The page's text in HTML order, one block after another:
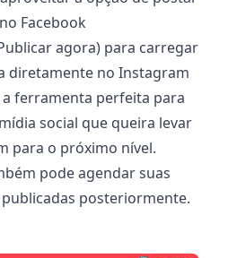
Facebook
agora) para carregar
diretamente no Instagram
a ferramenta perfeita para
social que queira levar
para o próximo nível.
pode agendar suas
posteriormente.